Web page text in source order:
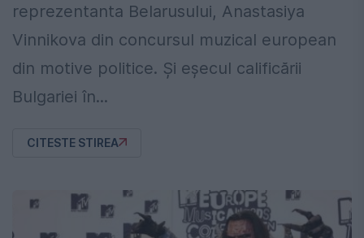
reprezentanta Belarusului, Anastasiya
Vinnikova din concursul muzical european
din motive politice. Și eșecul calificării
Bulgariei în...
CITESTE STIREA